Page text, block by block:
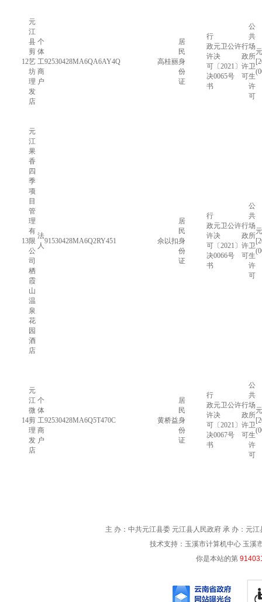
12
元
江
县
剪
艺
坊
理
发
店
个
体
工
商
户
92530428MA6QA6AY4Q 高桂丽
居
民
身
份
证
行
政
许
可
决
书
元卫公许
决
〔2021〕
0065号
行
政
许
可
公
共
场
所
卫
生
许
可
13
元
江
果
香
四
季
项
目
管
理
有
限
公
司
栖
霞
山
温
泉
花
园
酒
店
法
人
91530428MA6Q2RY451 佘以扣
居
民
身
份
证
行
政
许
可
决
书
元卫公许
决
〔2021〕
0066号
行
政
许
可
公
共
场
所
卫
生
许
可
14
元
江
微
剪
理
发
店
个
体
工
商
户
92530428MA6Q5T470C 黄桥益
居
民
身
份
证
行
政
许
可
决
书
元卫公许
决
〔2021〕
0067号
行
政
许
可
公
共
场
所
卫
生
许
可
主 办：中共元江县委 元江县人民政府 承 办：元
技术支持：玉溪市计算机中心 玉溪
你是本站的第